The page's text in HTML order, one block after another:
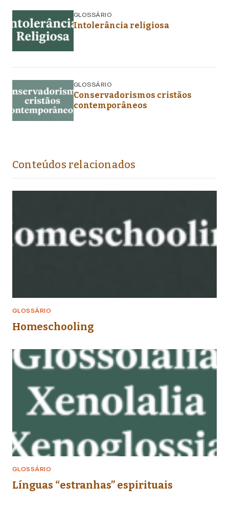
GLOSSÁRIO
Intolerância religiosa
GLOSSÁRIO
Conservadorismos cristãos
contemporâneos
Conteúdos relacionados
GLOSSÁRIO
Homeschooling
GLOSSÁRIO
Línguas “estranhas” espirituais